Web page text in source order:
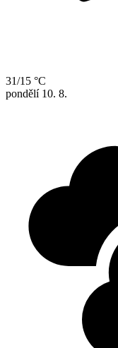
31/15 °C
pondělí 10. 8.